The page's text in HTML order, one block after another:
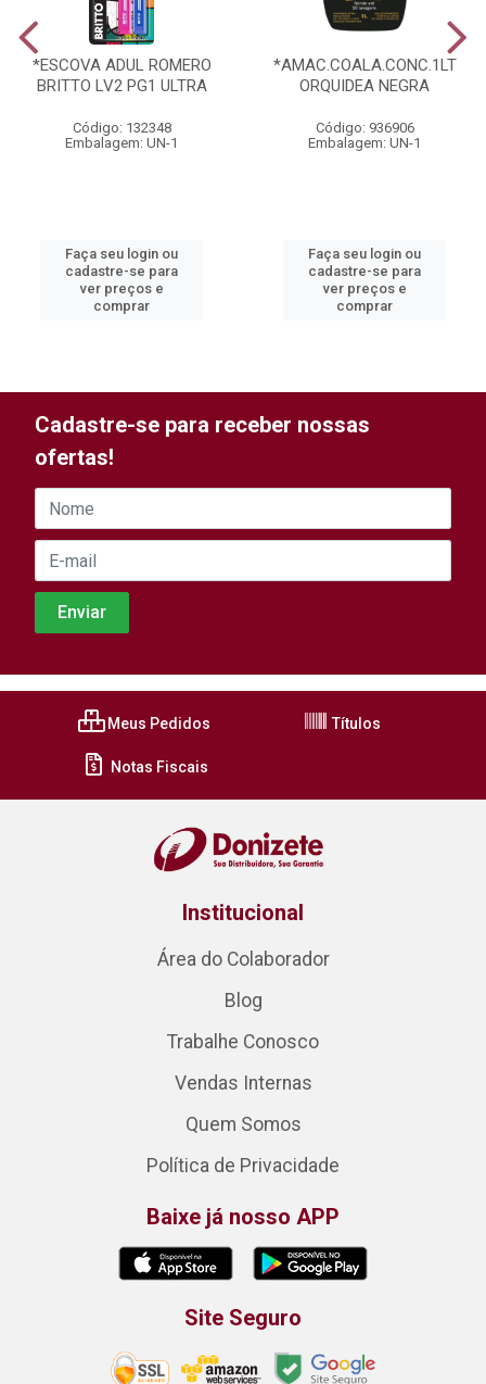
*ESCOVA ADUL ROMERO
BRITTO LV2 PG1 ULTRA
Código: 132348
Embalagem: UN-1
Faça seu login ou
cadastre-se para
ver preços e
comprar
*AMAC.COALA.CONC.1LT
ORQUIDEA NEGRA
Código: 936906
Embalagem: UN-1
Faça seu login ou
cadastre-se para
ver preços e
comprar
Cadastre-se para receber nossas
ofertas!
Meus Pedidos Títulos
Notas Fiscais
Institucional
Área do Colaborador
Blog
Trabalhe Conosco
Vendas Internas
Quem Somos
Política de Privacidade
Baixe já nosso APP
Site Seguro